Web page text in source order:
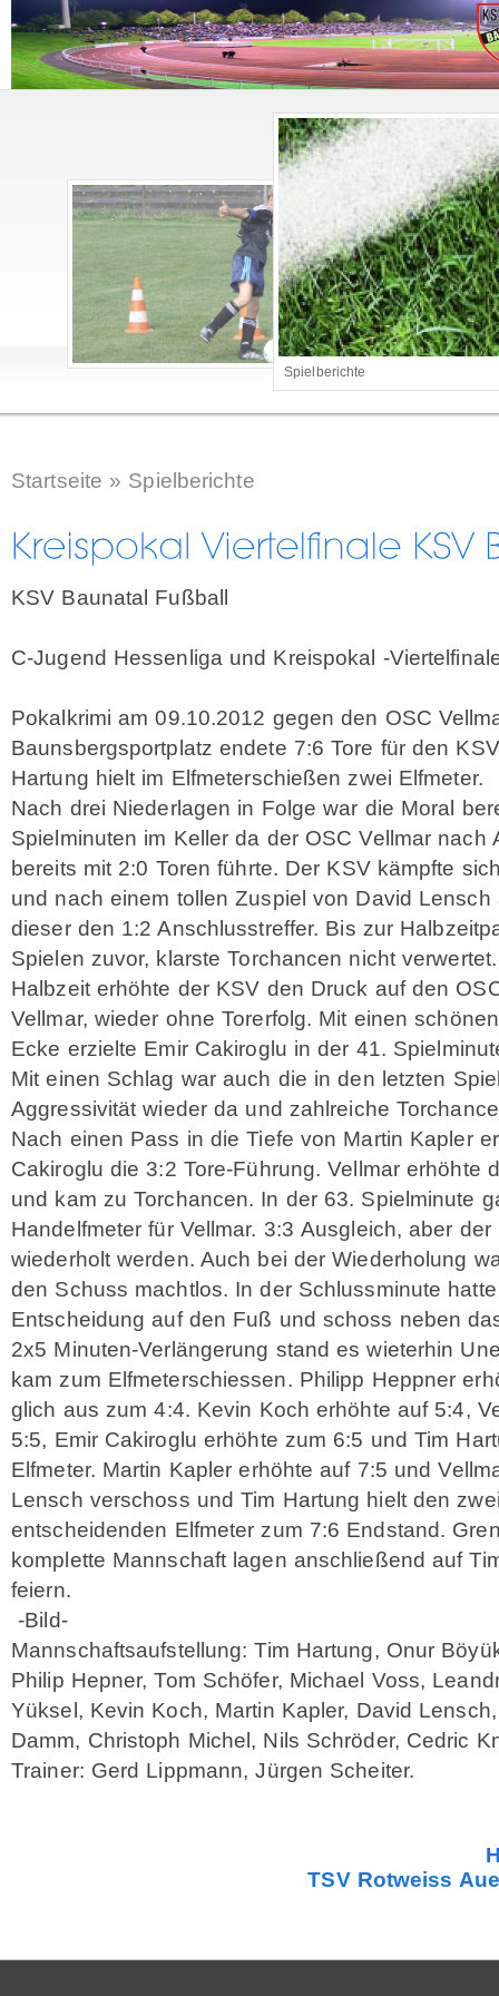
Spielberichte
Startseite » Spielberichte
KSV Baunatal Fußball
C-Jugend Hessenliga und Kreispokal -
Pokalkrimi am 09.10.2012 gegen den OSC
Baunsbergsportplatz endete 7:6 Tore für den
Hartung hielt im Elfmeterschießen zwei Elfmeter.
Nach drei Niederlagen in Folge war die Moral
Spielminuten im Keller da der OSC Vellmar nach
bereits mit 2:0 Toren führte. Der KSV kämpfte
und nach einem tollen Zuspiel von David
dieser den 1:2 Anschlusstreffer. Bis zur
Spielen zuvor, klarste Torchancen nicht
Halbzeit erhöhte der KSV den Druck auf den
Vellmar, wieder ohne Torerfolg. Mit einen
Ecke erzielte Emir Cakiroglu in der 41.
Mit einen Schlag war auch die in den letzten
Aggressivität wieder da und zahlreiche
Nach einen Pass in die Tiefe von Martin Kapler
Cakiroglu die 3:2 Tore-Führung. Vellmar erhöhte
und kam zu Torchancen. In der 63. Spielminute
Handelfmeter für Vellmar. 3:3 Ausgleich, aber
wiederholt werden. Auch bei der Wiederholung
den Schuss machtlos. In der Schlussminute
Entscheidung auf den Fuß und schoss neben
2x5 Minuten-Verlängerung stand es wieterhin
kam zum Elfmeterschiessen. Philipp Heppner
glich aus zum 4:4. Kevin Koch erhöhte auf 5:4,
5:5, Emir Cakiroglu erhöhte zum 6:5 und Tim
Elfmeter. Martin Kapler erhöhte auf 7:5 und
Lensch verschoss und Tim Hartung hielt den
entscheidenden Elfmeter zum 7:6 Endstand.
komplette Mannschaft lagen anschließend auf
feiern.
-Bild-
Mannschaftsaufstellung: Tim Hartung, Onur
Philip Hepner, Tom Schöfer, Michael Voss,
Yüksel, Kevin Koch, Martin Kapler, David
Damm, Christoph Michel, Nils Schröder, Cedric
Trainer: Gerd Lippmann, Jürgen Scheiter.
TSV Rotweiss